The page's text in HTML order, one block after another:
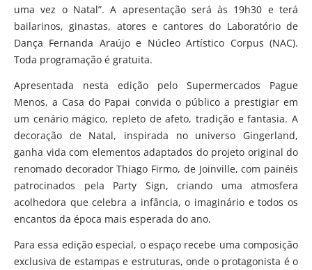
uma vez o Natal”. A apresentação será às 19h30 e terá
bailarinos, ginastas, atores e cantores do Laboratório de
Dança Fernanda Araújo e Núcleo Artístico Corpus (NAC).
Toda programação é gratuita.
Apresentada nesta edição pelo Supermercados Pague
Menos, a Casa do Papai convida o público a prestigiar em
um cenário mágico, repleto de afeto, tradição e fantasia. A
decoração de Natal, inspirada no universo Gingerland,
ganha vida com elementos adaptados do projeto original do
renomado decorador Thiago Firmo, de Joinville, com painéis
patrocinados pela Party Sign, criando uma atmosfera
acolhedora que celebra a infância, o imaginário e todos os
encantos da época mais esperada do ano.
Para essa edição especial, o espaço recebe uma composição
exclusiva de estampas e estruturas, onde o protagonista é o